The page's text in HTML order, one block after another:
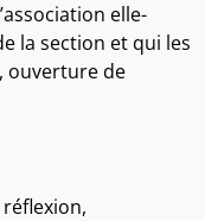
elle-
la section et qui les
ouverture de